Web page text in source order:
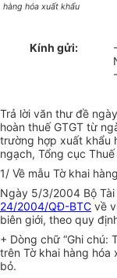
hàng hóa xuất khẩu
Kính gửi:
Trả lời văn thư đề
hoàn thuế GTGT từ
trường hợp xuất khẩu
ngạch, Tổng cục
1/ Về mẫu Tờ khai
Ngày 5/3/2004 Bộ
24/2004/QĐ-BTC về
biên giới, theo quy
+ Dòng chữ “Ghi chú:
trên Tờ khai hàng hóa
bỏ.